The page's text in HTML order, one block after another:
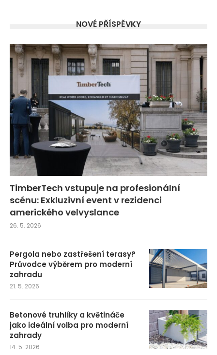
NOVÉ PŘÍSPĚVKY
TimberTech vstupuje na profesionální
scénu: Exkluzivní event v rezidenci
amerického velvyslance
26. 5. 2026
Pergola nebo zastřešení terasy?
Průvodce výběrem pro moderní
zahradu
21. 5. 2026
Betonové truhlíky a květináče
jako ideální volba pro moderní
zahrady
14. 5. 2026